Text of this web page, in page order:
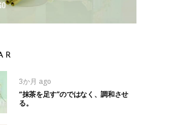
3か月 ago
“抹茶を足す”のではなく、調和させ
る。